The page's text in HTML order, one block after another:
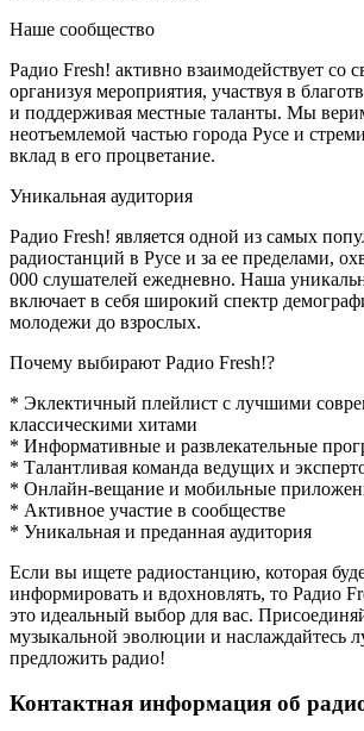
Наше сообщество
Радио Fresh! активно взаимодействует со
организуя мероприятия, участвуя в
и поддерживая местные таланты. Мы
неотъемлемой частью города Русе и
вклад в его процветание.
Уникальная аудитория
Радио Fresh! является одной из самых
радиостанций в Русе и за ее пределами,
000 слушателей ежедневно. Наша
включает в себя широкий спектр
молодежи до взрослых.
Почему выбирают Радио Fresh!?
* Эклектичный плейлист с лучшими
классическими хитами
* Информативные и развлекательные
* Талантливая команда ведущих и
* Онлайн-вещание и мобильные
* Активное участие в сообществе
* Уникальная и преданная аудитория
Если вы ищете радиостанцию, которая
информировать и вдохновлять, то Радио
это идеальный выбор для вас.
музыкальной эволюции и наслаждайтесь
предложить радио!
Контактная информация об